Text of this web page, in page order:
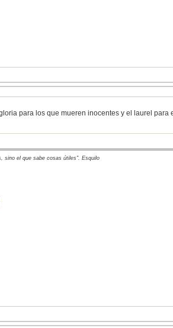
para los que mueren inocentes y el laurel para
sino el que sabe cosas útiles". Esquilo